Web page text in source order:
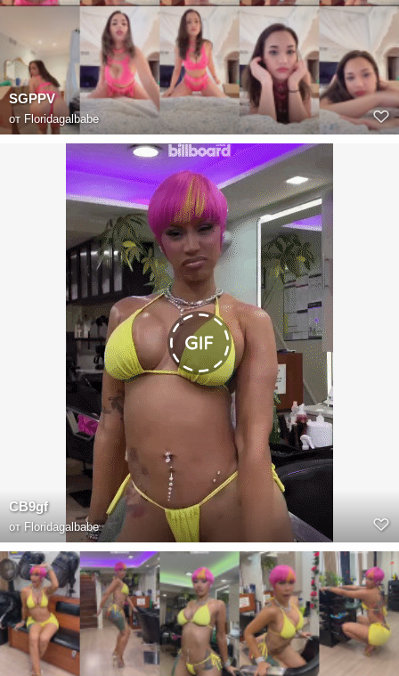
SGPPV
от Floridagalbabe
CB9gf
от Floridagalbabe